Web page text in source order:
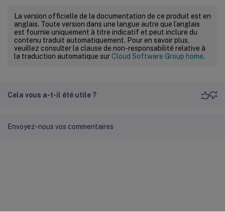
La version officielle de la documentation de ce produit est en
anglais. Toute version dans une langue autre que l’anglais
est fournie uniquement à titre indicatif et peut inclure du
contenu traduit automatiquement. Pour en savoir plus,
veuillez consulter la clause de non-responsabilité relative à
la traduction automatique surCloud Software Group home.
Cela vous a-t-il été utile ?
Envoyez-nous vos commentaires